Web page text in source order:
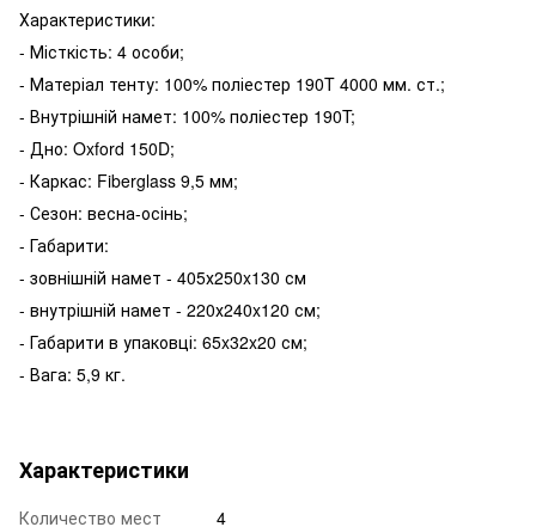
Характеристики:
- Місткість: 4 особи;
- Матеріал тенту: 100% поліестер 190T 4000 мм. ст.;
- Внутрішній намет: 100% поліестер 190T;
- Дно: Oxford 150D;
- Каркас: Fiberglass 9,5 мм;
- Сезон: весна-осінь;
- Габарити:
- зовнішній намет - 405х250x130 см
- внутрішній намет - 220х240x120 см;
- Габарити в упаковці: 65x32x20 см;
- Вага: 5,9 кг.
Характеристики
Количество мест
4